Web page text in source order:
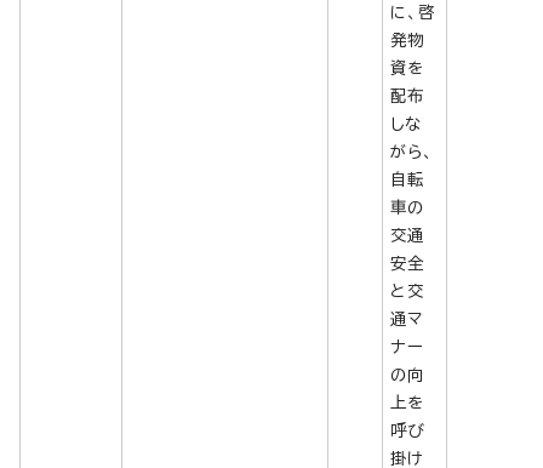
に、啓
発物
資を
配布
しな
がら、
自転
車の
交通
安全
と交
通マ
ナー
の向
上を
呼び
掛け